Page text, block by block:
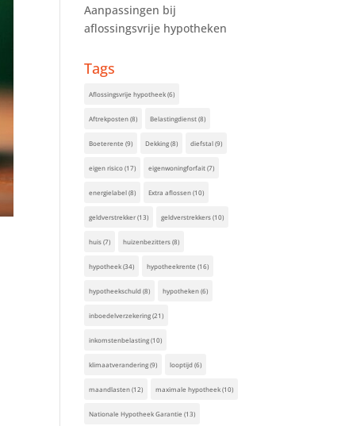
Aanpassingen bij
aflossingsvrije hypotheken
Tags
Aflossingsvrije hypotheek(6)
Aftrekposten(8) Belastingdienst(8)
Boeterente (9) Dekking(8) diefstal(9)
eigen risico(17) eigenwoningforfait(7)
energielabel(8) Extra aflossen(10)
geldverstrekker(13) geldverstrekkers(10)
huis(7) huizenbezitters(8)
hypotheek(34) hypotheekrente (16)
hypotheekschuld(8) hypotheken(6)
inboedelverzekering(21)
inkomstenbelasting(10)
klimaatverandering(9) looptijd(6)
maandlasten(12) maximale hypotheek(10)
Nationale Hypotheek Garantie (13)